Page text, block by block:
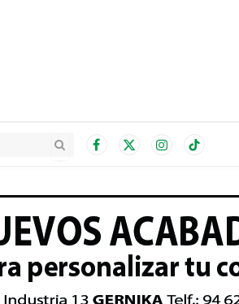
Facebook
X
InstagramTikTok